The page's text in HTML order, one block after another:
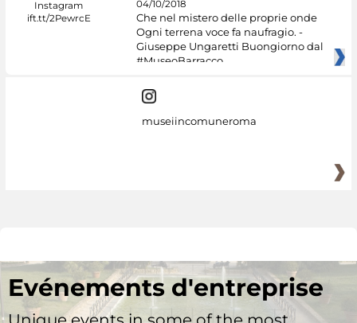
04/10/2018
Che nel mistero delle proprie onde
Ogni terrena voce fa naufragio. -
Giuseppe Ungaretti Buongiorno dal
#MuseoBarracco
museiincomuneroma
Evénements d'entreprise